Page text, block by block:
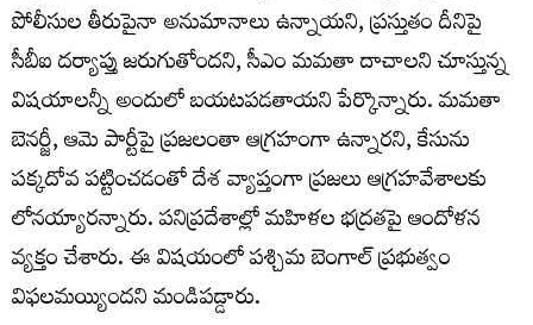
పోలీసుల తీరుపైనా అనుమానాలు ఉన్నాయని, ప్రస్తుతం దీనిపై
సీబీఐ దర్యాప్తు జరుగుతోందని, సీఎం మమతా దాచాలని చూస్తున్న
విషయాలన్నీ అందులో బయటపడతాయని పేర్కొన్నారు. మమతా
బెనర్జీ, ఆమె పార్టీపై ప్రజలంతా ఆగ్రహంగా ఉన్నారని, కేసును
పక్కదోవ పట్టించడంతో దేశ వ్యాప్తంగా ప్రజలు ఆగ్రహవేశాలకు
లోనయ్యారన్నారు. పనిప్రదేశాల్లో మహిళల భద్రతపై ఆందోళన
వ్యక్తం చేశారు. ఈ విషయంలో పశ్చిమ బెంగాల్ ప్రభుత్వం
విఫలమయ్యిందని మండిపడ్డారు.